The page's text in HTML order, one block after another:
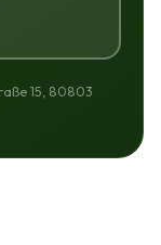
15, 80803